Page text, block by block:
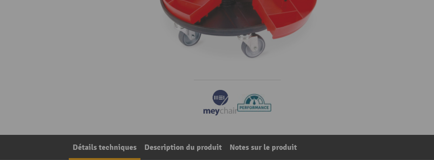
Détails techniques Description du produit Notes sur le produit